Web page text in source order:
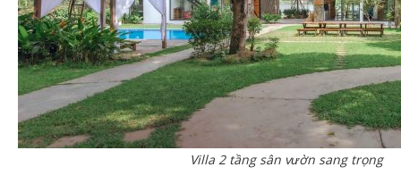
Villa 2 tầng sân vườn sang trọng